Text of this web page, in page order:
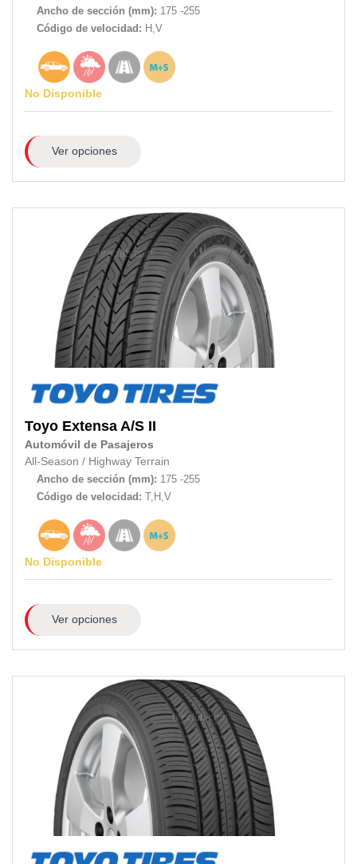
Ancho de sección (mm): 175 -255
Código de velocidad: H,V
No Disponible
Ver opciones
Toyo Extensa A/S II
Automóvil de Pasajeros
All-Season / Highway Terrain
Ancho de sección (mm): 175 -255
Código de velocidad: T,H,V
No Disponible
Ver opciones